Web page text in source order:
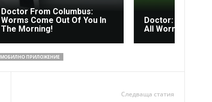
Doctor From Columbus:
Worms Come Out Of You In
The Morning!
Doctor: One
All Worms in Your
МОБИЛНО ПРИЛОЖЕНИЕ
Следваща статия